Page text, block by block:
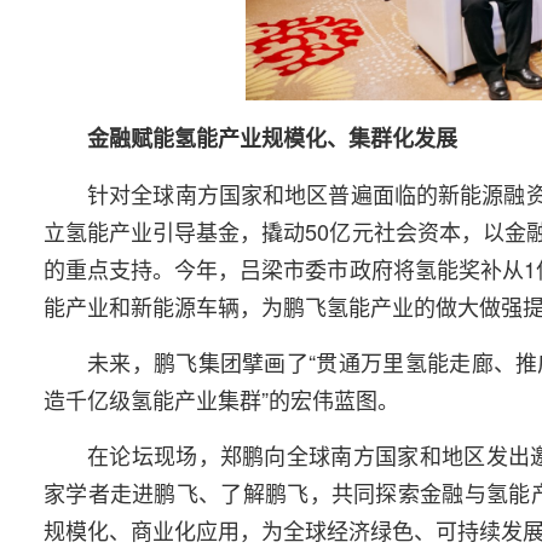
金融赋能氢能产业规模化、集群化发展
针对全球南方国家和地区普遍面临的新能源融
立氢能产业引导基金，撬动50亿元社会资本，以
的重点支持。今年，吕梁市委市政府将氢能奖补从
能产业和新能源车辆，为鹏飞氢能产业的做大做强
未来，鹏飞集团擘画了“贯通万里氢能走廊、
造千亿级氢能产业集群”的宏伟蓝图。
在论坛现场，郑鹏向全球南方国家和地区发
家学者走进鹏飞、了解鹏飞，共同探索金融与氢
规模化、商业化应用，为全球经济绿色、可持续发